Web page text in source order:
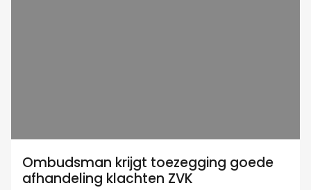
Ombudsman krijgt toezegging goede
afhandeling klachten ZVK